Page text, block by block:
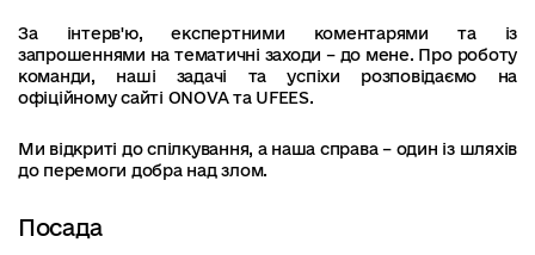
За інтерв'ю, експертними коментарями та із
запрошеннями на тематичні заходи – до мене. Про роботу
команди, наші задачі та успіхи розповідаємо на
офіційному сайті ONOVA та UFEES.
Ми відкриті до спілкування, а наша справа – один із шляхів
до перемоги добра над злом.
Посада